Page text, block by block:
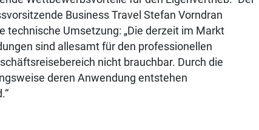
Business Travel Stefan Vorndran
technische Umsetzung: „Die derzeit im Markt
sind allesamt für den professionellen
nicht brauchbar. Durch die
deren Anwendung entstehen